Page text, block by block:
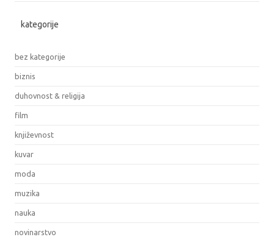
kategorije
bez kategorije
biznis
duhovnost & religija
film
književnost
kuvar
moda
muzika
nauka
novinarstvo